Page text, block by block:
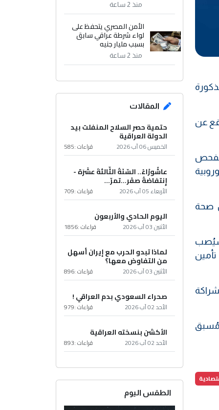
عن
صحة
سيُصب
تأمين
منذ 2 ساعة
الأمن المصري يتحفظ على
لواء شرطة عراقي سابق
بسبب مليار جنيه
منذ 2 ساعة
المقالات
حتمية حصر السلاح المنفلت بيد
الدولة العراقية
الخميس 06 آب 2026 قراءات :585
عاشُورْاءُ.. السّنَةُ الثّالثةَ عشَرَة -
إِنتفاضةُ صفَر…تمرّ...
الأربعاء 05 آب 2026 قراءات :709
اليوم الحادي والأربعون
الأثنين 03 آب 2026 قراءات :1856
لماذا تبدو الحرب مع إيران أسهل
من التفاوض معها؟
الأثنين 03 آب 2026 قراءات :896
صحراء السعودي بدم العراقي !
الأحد 02 آب 2026 قراءات :979
الأكشن بنسخته العراقية
الأحد 02 آب 2026 قراءات :893
الطقس اليوم